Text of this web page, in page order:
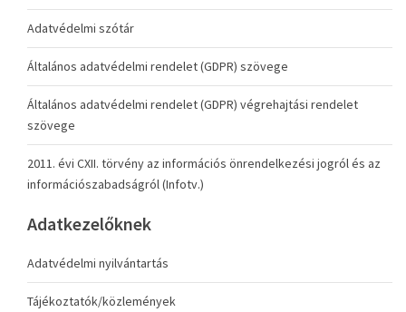
Adatvédelmi szótár
Általános adatvédelmi rendelet (GDPR) szövege
Általános adatvédelmi rendelet (GDPR) végrehajtási rendelet
szövege
2011. évi CXII. törvény az információs önrendelkezési jogról és az
információszabadságról (Infotv.)
Adatkezelőknek
Adatvédelmi nyilvántartás
Tájékoztatók/közlemények